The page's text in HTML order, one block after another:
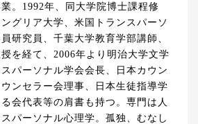
。1992年、同大学院博士課程修
グリア大学、米国トランスパーソ
研究員、千葉大学教育学部講師、
を経て、2006年より明治大学文学
パーソナル学会会長、日本カウン
ンセラー会理事、日本生徒指導学
会代表等の肩書も持つ。専門は人
パーソナル心理学。孤独、むなし